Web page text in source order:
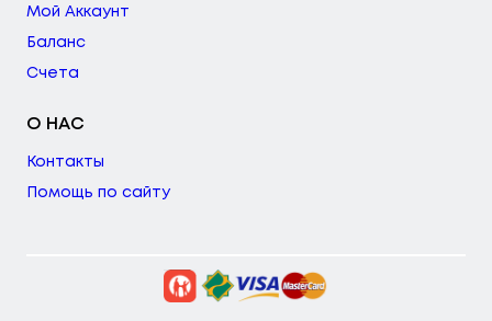
Мой Аккаунт
Баланс
Счета
О НАС
Контакты
Помощь по сайту